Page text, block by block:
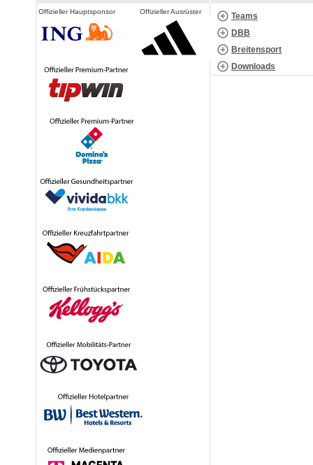
Offizieller Hauptsponsor Offizieller Ausrüster
Teams
DBB
Breitensport
Downloads